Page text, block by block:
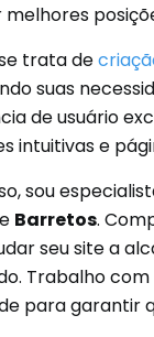
trata de
suas
de usuário
intuitivas e
sou
Barretos.
seu site a
Trabalho
para garantir